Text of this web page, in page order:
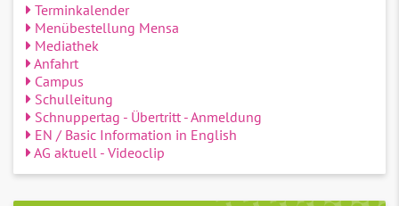
Terminkalender
Menübestellung Mensa
Mediathek
Anfahrt
Campus
Schulleitung
Schnuppertag - Übertritt - Anmeldung
EN / Basic Information in English
AG aktuell - Videoclip